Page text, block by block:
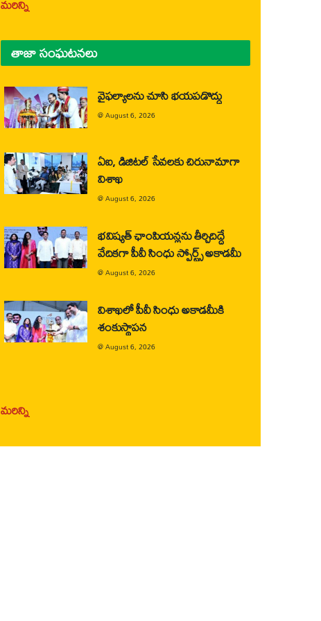
తాజా సంఘటనలు
వైఫల్యాలను చూసి భయపడొద్దు
@August 6, 2026
ఏఐ, డిజిటల్ సేవలకు చిరునామాగా
విశాఖ
@August 6, 2026
భవిష్యత్ ఛాంపియన్లను తీర్చిదిద్దే
వేదికగా పీవీ సింధు స్పోర్ట్స్ అకాడమీ
@August 6, 2026
విశాఖలో పీవీ సింధు అకాడమీకి
శంకుస్థాపన
@August 6, 2026
మరిన్ని